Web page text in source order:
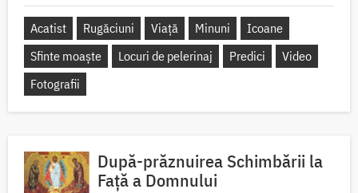
Acatist Rugăciuni Viață Minuni
Icoane
Sfinte moaște
Locuri de pelerinaj Predici
Video
Fotografii
După-prăznuirea Schimbării la
Față a Domnului